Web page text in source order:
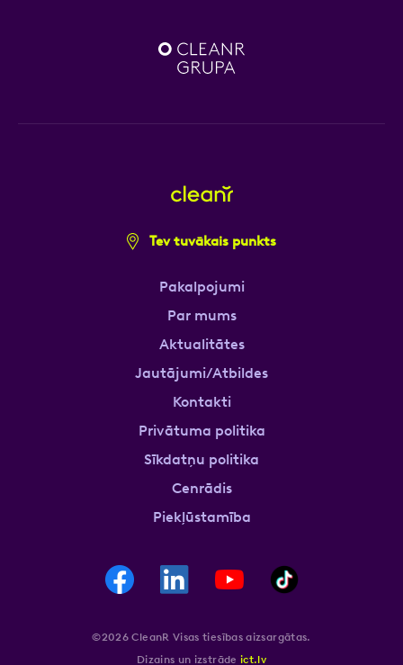
Tev tuvākais punkts
Pakalpojumi
Par mums
Aktualitātes
Jautājumi/Atbildes
Kontakti
Privātuma politika
Sīkdatņu politika
Cenrādis
Piekļūstamība
©2026 CleanR Visas tiesības aizsargātas.
Dizains un izstrāde ict.lv